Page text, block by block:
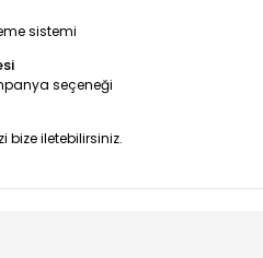
sistemi
seçeneği
bize iletebilirsiniz.